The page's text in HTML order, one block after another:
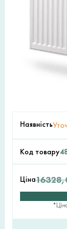
Наявність
Код товару
Ціна